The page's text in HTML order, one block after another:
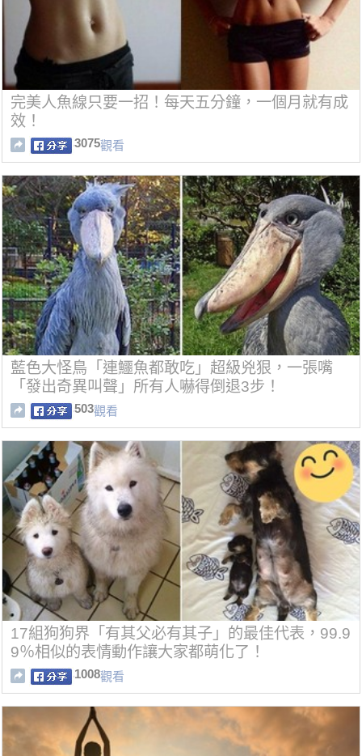
完美人魚線只要一招！每天五分鐘，一個月就有成
效！
3075觀看
藍色大怪鳥「連鱷魚都敢吃」超級兇狠，一張嘴
「發出奇異叫聲」所有人嚇得倒退3步！
503觀看
17組狗狗界「有其父必有其子」的最佳代表，99.9
9％相似的表情動作讓大家都萌化了！
1008觀看